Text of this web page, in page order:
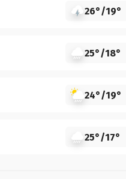
26°/19°
25°/18°
24°/19°
25°/17°